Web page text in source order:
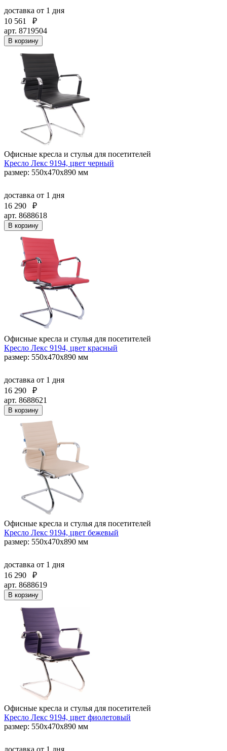
доставка от 1 дня
10 561
₽
арт. 8719504
В корзину
Офисные кресла и стулья для посетителей
Кресло Лекс 9194, цвет черный
размер: 550х470х890 мм
доставка от 1 дня
16 290
₽
арт. 8688618
В корзину
Офисные кресла и стулья для посетителей
Кресло Лекс 9194, цвет красный
размер: 550х470х890 мм
доставка от 1 дня
16 290
₽
арт. 8688621
В корзину
Офисные кресла и стулья для посетителей
Кресло Лекс 9194, цвет бежевый
размер: 550х470х890 мм
доставка от 1 дня
16 290
₽
арт. 8688619
В корзину
Офисные кресла и стулья для посетителей
Кресло Лекс 9194, цвет фиолетовый
размер: 550х470х890 мм
доставка от 1 дня